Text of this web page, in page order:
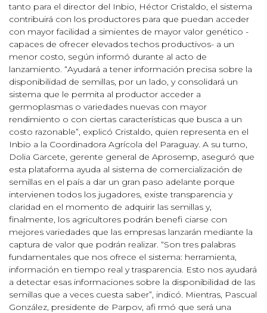
tanto para el director del Inbio, Héctor Cristaldo, el sistema
contribuirá con los productores para que puedan acceder
con mayor facilidad a simientes de mayor valor genético -
capaces de ofrecer elevados techos productivos- a un
menor costo, según informó durante al acto de
lanzamiento. “Ayudará a tener información precisa sobre la
disponibilidad de semillas, por un lado, y consolidará un
sistema que le permita al productor acceder a
germoplasmas o variedades nuevas con mayor
rendimiento o con ciertas características que busca a un
costo razonable”, explicó Cristaldo, quien representa en el
Inbio a la Coordinadora Agrícola del Paraguay. A su turno,
Dolia Garcete, gerente general de Aprosemp, aseguró que
esta plataforma ayuda al sistema de comercialización de
semillas en el país a dar un gran paso adelante porque
intervienen todos los jugadores, existe transparencia y
claridad en el momento de adquirir las semillas y,
finalmente, los agricultores podrán benefi ciarse con
mejores variedades que las empresas lanzarán mediante la
captura de valor que podrán realizar. “Son tres palabras
fundamentales que nos ofrece el sistema: herramienta,
información en tiempo real y trasparencia. Esto nos ayudará
a detectar esas informaciones sobre la disponibilidad de las
semillas que a veces cuesta saber”, indicó. Mientras, Pascual
González, presidente de Parpov, afi rmó que será una